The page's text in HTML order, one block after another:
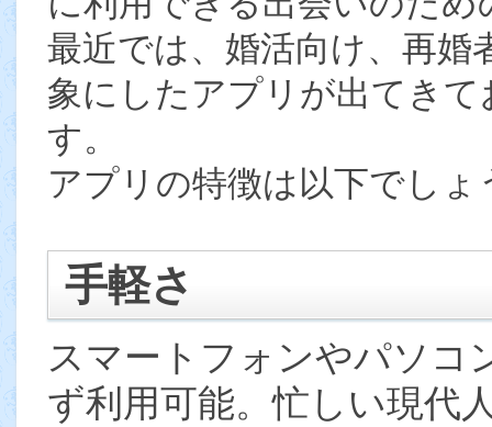
最近では、婚活向け、再婚
象にしたアプリが出てき
す。
アプリの特徴は以下でしょ
手軽さ
スマートフォンやパソコ
ず利用可能。忙しい現代